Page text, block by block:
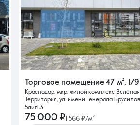
Торговое помещение 47 м², 1/9
Краснодар, мкр. жилой комплекс Зелёная
Территория, ул. имени Генерала
5лит1.3
75 000 ₽ 1 566 ₽/м²